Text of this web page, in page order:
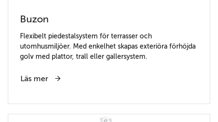
Buzon
Flexibelt piedestalsystem för terrasser och
utomhusmiljöer. Med enkelhet skapas exteriöra förhöjda
golv med plattor, trall eller gallersystem.
Läs mer